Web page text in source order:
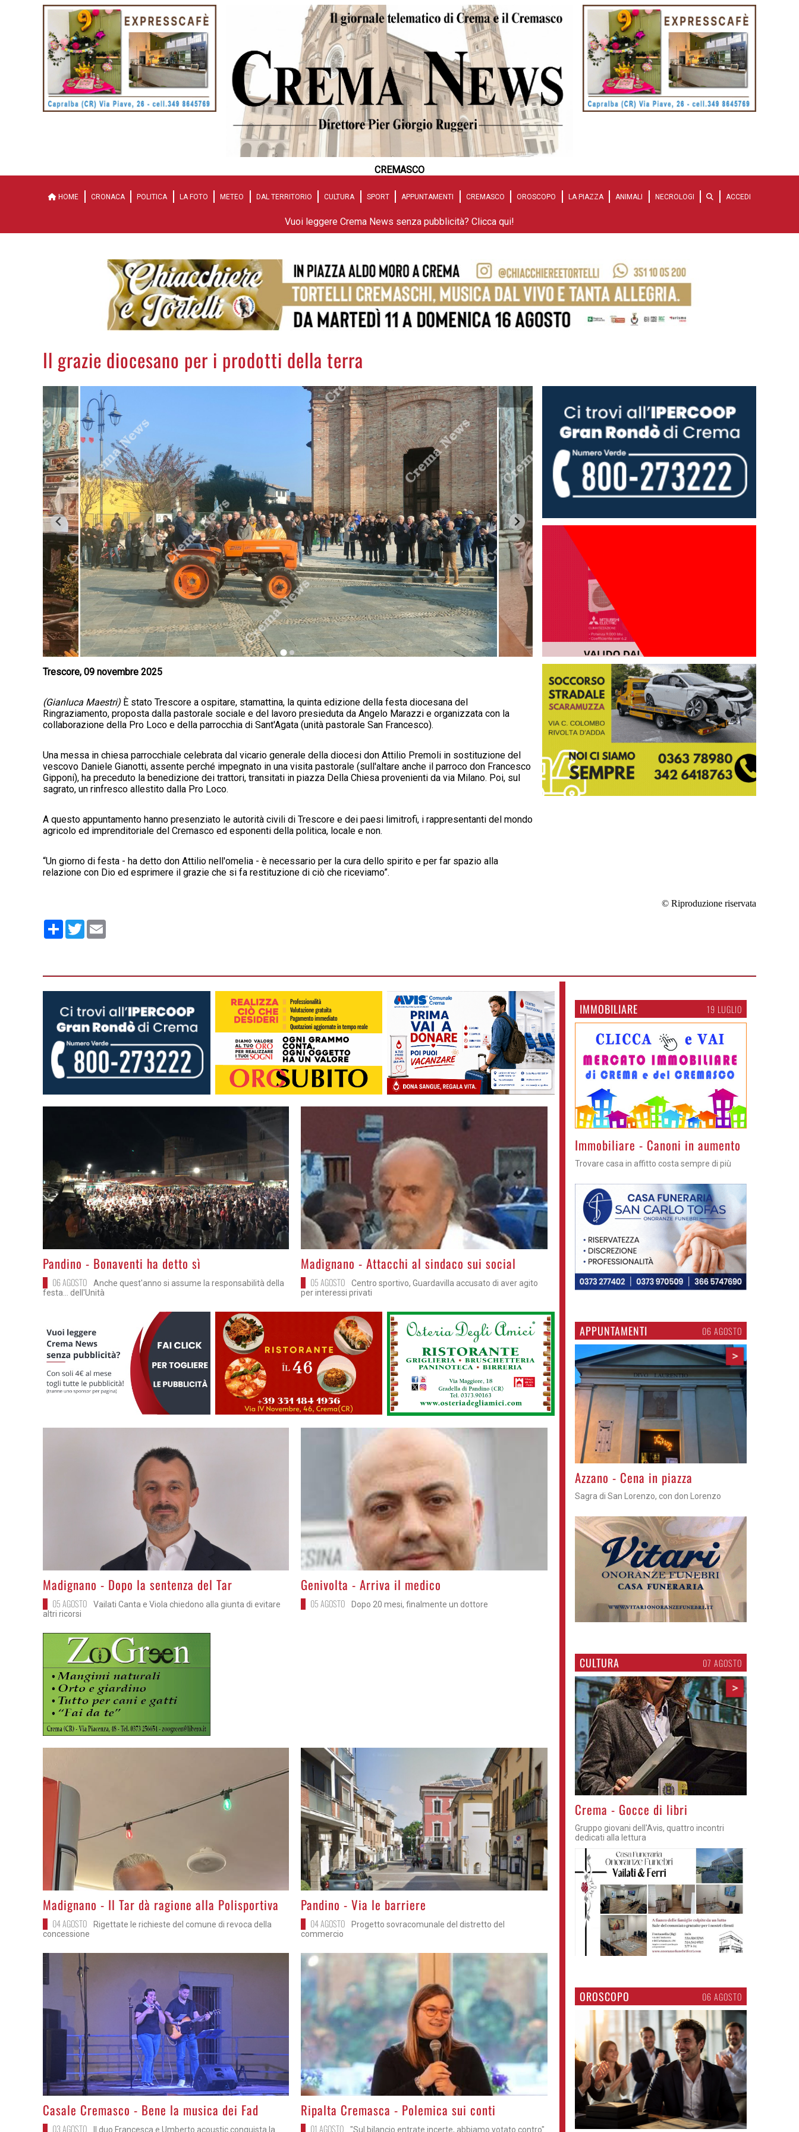
CREMASCO
HOME CRONACA POLITICA LA FOTO METEO DAL TERRITORIO CULTURA SPORT APPUNTAMENTI CREMASCO OROSCOPO LA PIAZZA ANIMALI NECROLOGI ACCEDI
Vuoi leggere Crema News senza pubblicità? Clicca qui!
Il grazie diocesano per i prodotti della terra
Trescore, 09 novembre 2025
(Gianluca Maestri) È stato Trescore a ospitare, stamattina, la quinta edizione dell a festa diocesana del
Ringraziamento, proposta dalla pastorale sociale e del lavoro presieduta da Angelo Marazzi e organizzata con la
collaborazione della Pro Loco e della parrocchia di Sant'Agata (unità pastorale San Francesco).
Una messa in chiesa parrocchiale celebrata dal vicario generale della diocesi don Attilio Premoli in sostituzione del
vescovo Daniele Gianotti, assente perché impegnato in una visita pastorale (sull'altare anche il parroco don Francesco
Gipponi), ha preceduto la benedizione dei trattori, transitati in piazza Della Chiesa provenienti da via Milano. Poi, sul
sagrato, un rinfresco allestito dalla Pro Loco.
A questo appuntamento hanno presenziato le autorità civili di Trescore e dei paesi limitrofi, i rappresentanti del mondo
agricolo ed imprenditoriale del Cremasco ed esponenti della politica, locale e non.
“Un giorno di festa - ha detto don Attilio nell'omelia - è necessario per la cura dello spirito e per far spazio alla
relazione con Dio ed esprimere il grazie che si fa restituzione di ciò che riceviamo”.
© Riproduzione riservata
Condividi
Twitter
>
Pandino - Bonaventi ha detto sì
06 AGOSTO
Anche quest'anno si assume la responsabilità della
festa... dell'Unità
>Madignano - Attacchi al sindaco sui social
05 AGOSTO
Centro sportivo, Guardavilla accusato di aver agito
per interessi privati
>Madignano - Dopo la sentenza del Tar
05 AGOSTO
Vailati Canta e Viola chiedono alla giunta di evitare
altri ricorsi
>
Genivolta - Arriva il medico
05 AGOSTO Dopo 20 mesi, finalmente un dottore
>Madignano - Il Tar dà ragione alla Polisportiva
04 AGOSTO
Rigettate le richieste del comune di revoca della
concessione
>
Pandino - Via le barriere
04 AGOSTO
Progetto sovracomunale del distretto del
commercio
>
Casale Cremasco - Bene la musica dei Fad
03 AGOSTO Il duo Francesca e Umberto acoustic conquista la
>
Ripalta Cremasca - Polemica sui conti
01 AGOSTO "Sul bilancio entrate incerte, abbiamo votato contro"
IMMOBILIARE 19 LUGLIO
>Immobiliare - Canoni in aumento
Trovare casa in affitto costa sempre di più
APPUNTAMENTI 06 AGOSTO
>
Gli appuntamenti fino a sabato
Cosa fare questi giorni nel Cremasco
CULTURA 07 AGOSTO
>
Crema - Gocce di libri
Gruppo giovani dell'Avis, quattro incontri
dedicati alla lettura
OROSCOPO 06 AGOSTO